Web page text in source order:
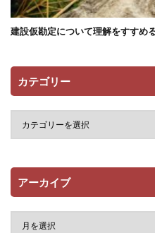
建設仮勘定について理解をすすめ
カテゴリー
アーカイブ